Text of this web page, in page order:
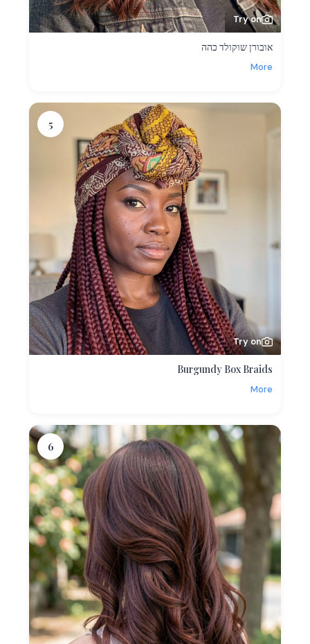
Try on
אובורן שוקולד כהה
More
5
Try on
Burgundy Box Braids
More
6